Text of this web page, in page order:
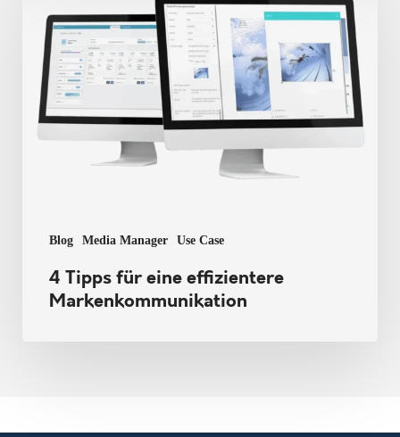
Blog Media Manager Use Case
Tipps
eine
effizientere
Markenkommunikation
4 Tipps für eine effizientere
Markenkommunikation